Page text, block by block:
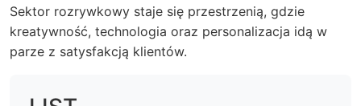
Sektor rozrywkowy staje się przestrzenią, gdzie
kreatywność, technologia oraz personalizacja idą w
parze z satysfakcją klientów.